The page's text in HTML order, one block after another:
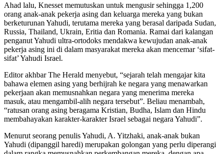
Ahad lalu, Knesset memutuskan untuk mengusir sehingga 1,200
orang anak-anak pekerja asing dan keluarga mereka yang bukan
berketurunan Yahudi, terutama mereka yang berasal daripada Sudan,
Russia, Thailand, Ukrain, Eritia dan Romania. Ramai dari kalangan
penganut Yahudi ultra-ortodoks mendakwa kewujudan anak-anak
pekerja asing ini di dalam masyarakat mereka akan mencemar ‘sifat-
sifat’ Yahudi Israel.
Editor akhbar The Herald menyebut, “sejarah telah mengajar kita
bahawa elemen asing yang berhijrah ke negara yang menawarkan
pekerjaan akan memusnahkan negara yang menerima mereka
masuk, atau mengambil-alih negara tersebut”. Beliau menambah,
“ratusan orang asing beragama Kristian, Budha, Islam dan Hindu
membahayakan karakter-karakter Israel sebagai negara Yahudi”.
Menurut seorang penulis Yahudi, A. Yitzhaki, anak-anak bukan
Yahudi (dipanggil haredi) merupakan golongan yang perlu diperangi